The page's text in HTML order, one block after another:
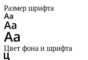
Размер шрифта
Цвет фона и шрифта